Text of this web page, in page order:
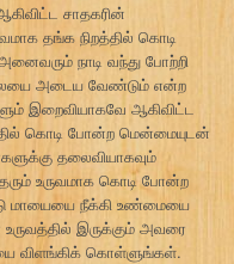
சாதகரின்
தங்க நிறத்தில் கொடி
நாடி வந்து போற்றி
அடைய வேண்டும் என்ற
இறைவியாகவே ஆகிவிட்ட
கொடி போன்ற மென்மையுடன்
தலைவியாகவும்
உருவமாக கொடி போன்ற
மாயையை நீக்கி உண்மையை
இருக்கும் அவரை
விளங்கிக் கொள்ளுங்கள்.